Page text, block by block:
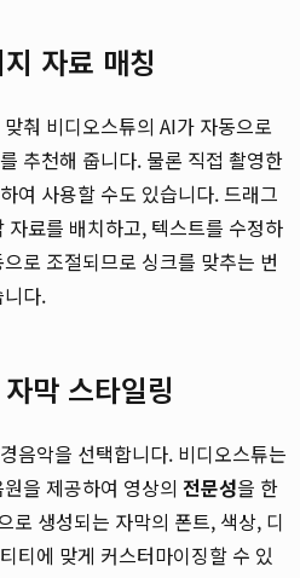
자료 매칭
춰 비디오스튜의 AI가 자동으로
추천해 줍니다. 물론 직접 촬영한
여 사용할 수도 있습니다. 드래그
료를 배치하고, 텍스트를 수정하
로 조절되므로 싱크를 맞추는 번
다.
막 스타일링
음악을 선택합니다. 비디오스튜는
을 제공하여 영상의 전문성을 한
로 생성되는 자막의 폰트, 색상, 디
티에 맞게 커스터마이징할 수 있